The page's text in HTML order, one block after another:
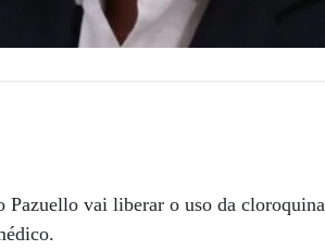
Pazuello vai liberar o uso da